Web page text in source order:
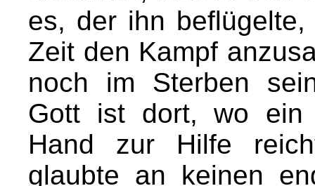
es, der ihn
Zeit den Kampf
noch im Sterben
Gott ist dort, wo ein
Hand zur Hilfe
glaubte an keinen